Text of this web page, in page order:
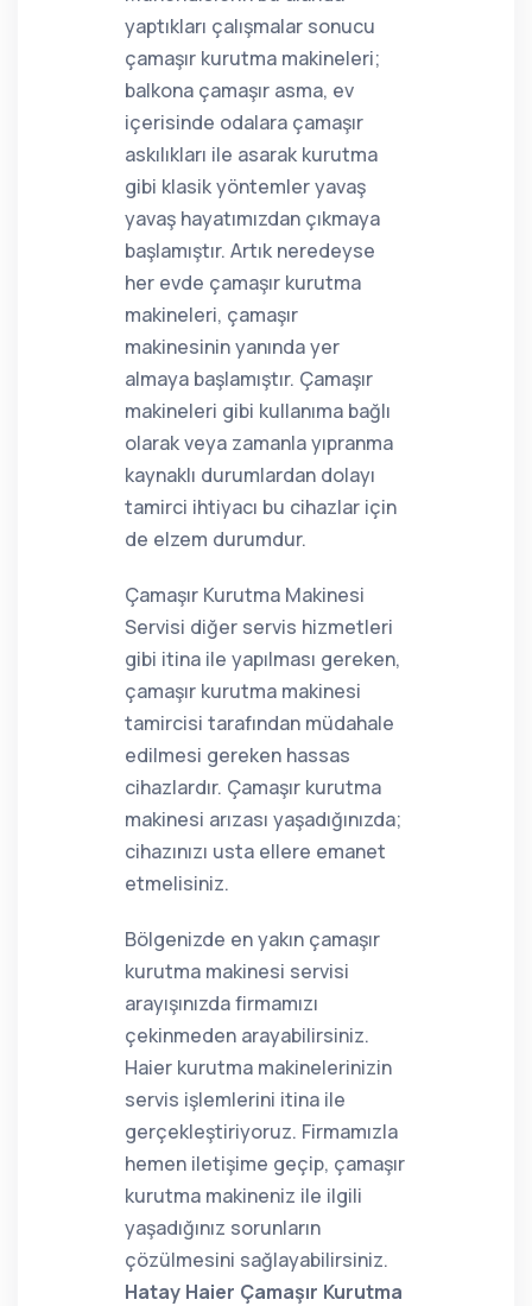
yaptıkları çalışmalar sonucu
çamaşır kurutma makineleri;
balkona çamaşır asma, ev
içerisinde odalara çamaşır
askılıkları ile asarak kurutma
gibi klasik yöntemler yavaş
yavaş hayatımızdan çıkmaya
başlamıştır. Artık neredeyse
her evde çamaşır kurutma
makineleri, çamaşır
makinesinin yanında yer
almaya başlamıştır. Çamaşır
makineleri gibi kullanıma bağlı
olarak veya zamanla yıpranma
kaynaklı durumlardan dolayı
tamirci ihtiyacı bu cihazlar için
de elzem durumdur.
Çamaşır Kurutma Makinesi
Servisi diğer servis hizmetleri
gibi itina ile yapılması gereken,
çamaşır kurutma makinesi
tamircisi tarafından müdahale
edilmesi gereken hassas
cihazlardır. Çamaşır kurutma
makinesi arızası yaşadığınızda;
cihazınızı usta ellere emanet
etmelisiniz.
Bölgenizde en yakın çamaşır
kurutma makinesi servisi
arayışınızda firmamızı
çekinmeden arayabilirsiniz.
Haier kurutma makinelerinizin
servis işlemlerini itina ile
gerçekleştiriyoruz. Firmamızla
hemen iletişime geçip, çamaşır
kurutma makineniz ile ilgili
yaşadığınız sorunların
çözülmesini sağlayabilirsiniz.
Hatay Haier Çamaşır Kurutma